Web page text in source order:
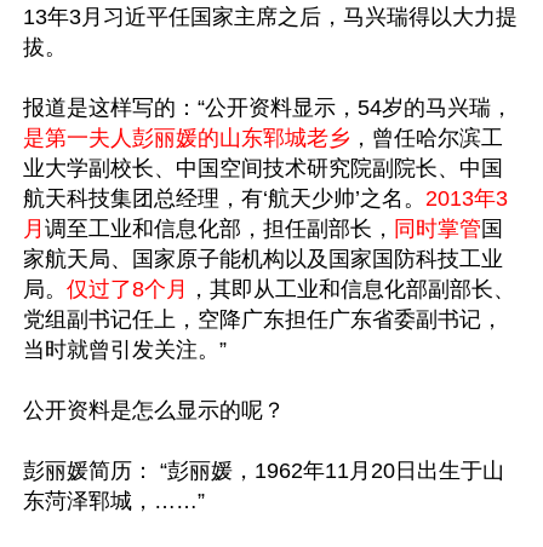
13年3月习近平任国家主席之后，马兴瑞得以大力提
拔。
报道是这样写的：“公开资料显示，54岁的马兴瑞，
是第一夫人彭丽媛的山东郓城老乡 ，曾任哈尔滨工
业大学副校长、中国空间技术研究院副院长、中国
航天科技集团总经理，有‘航天少帅’之名。 2013年3
月 调至工业和信息化部，担任副部长， 同时掌管国
家航天局、国家原子能机构以及国家国防科技工业
局。 仅过了8个月 ，其即从工业和信息化部副部长、
党组副书记任上，空降广东担任广东省委副书记，
当时就曾引发关注。”
公开资料是怎么显示的呢？
彭丽媛简历： “彭丽媛，1962年11月20日出生于山
东菏泽郓城，……”